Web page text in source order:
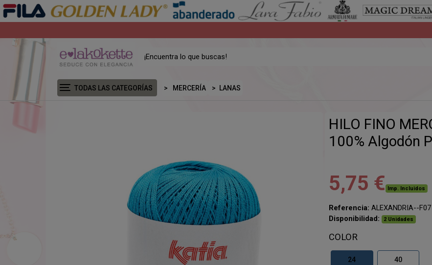
TODAS LAS CATEGORÍAS MERCERÍA LANAS
HILO FINO
100% Algodón
5,75 € Imp. Incluidos
Referencia: ALEXANDRIA--F07
Disponibilidad:
2 Unidades
COLOR
24 40